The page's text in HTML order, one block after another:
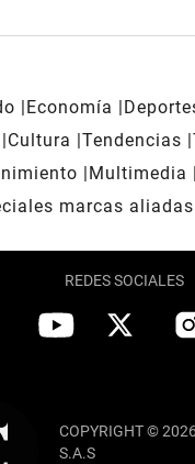
Economía
Cultura Tendencias
Multimedia
marcas aliadas
REDES SOCIALES
COPYRIGHT ©
S.A.S